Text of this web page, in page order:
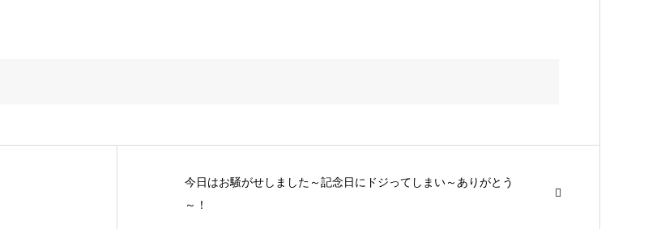
今日はお騒がせしました～記念日にドジってしまい～ありがとう
～！